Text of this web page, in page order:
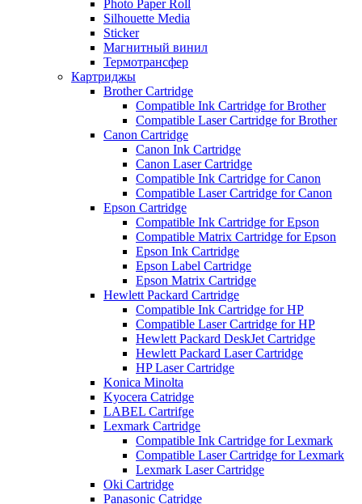
Photo Paper Roll
Silhouette Media
Sticker
Магнитный винил
Термотрансфер
Картриджы
Brother Cartridge
Compatible Ink Cartridge for Brother
Compatible Laser Cartridge for Brother
Canon Cartridge
Canon Ink Cartridge
Canon Laser Cartridge
Compatible Ink Cartridge for Canon
Compatible Laser Cartridge for Canon
Epson Cartridge
Compatible Ink Cartridge for Epson
Compatible Matrix Cartridge for Epson
Epson Ink Cartridge
Epson Label Cartridge
Epson Matrix Cartridge
Hewlett Packard Cartridge
Compatible Ink Cartridge for HP
Compatible Laser Cartridge for HP
Hewlett Packard DeskJet Cartridge
Hewlett Packard Laser Cartridge
HP Laser Cartridge
Konica Minolta
Kyocera Catridge
LABEL Cartrifge
Lexmark Cartridge
Compatible Ink Cartridge for Lexmark
Compatible Laser Cartridge for Lexmark
Lexmark Laser Cartridge
Oki Cartridge
Panasonic Catridge